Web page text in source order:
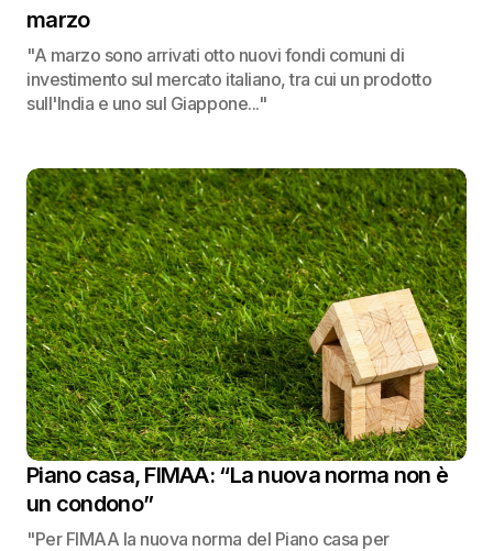
marzo
"A marzo sono arrivati otto nuovi fondi comuni di
investimento sul mercato italiano, tra cui un prodotto
sull'India e uno sul Giappone..."
Piano casa, FIMAA: “La nuova norma non è
un condono”
"Per FIMAA la nuova norma del Piano casa per